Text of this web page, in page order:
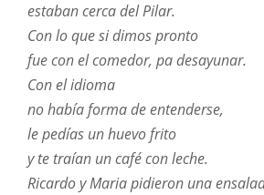
estaban cerca del Pilar.
Con lo que si dimos pronto
fue con el comedor, pa desayunar.
Con el idioma
no había forma de entenderse,
le pedías un huevo frito
y te traían un café con leche.
Ricardo y Maria pidieron una